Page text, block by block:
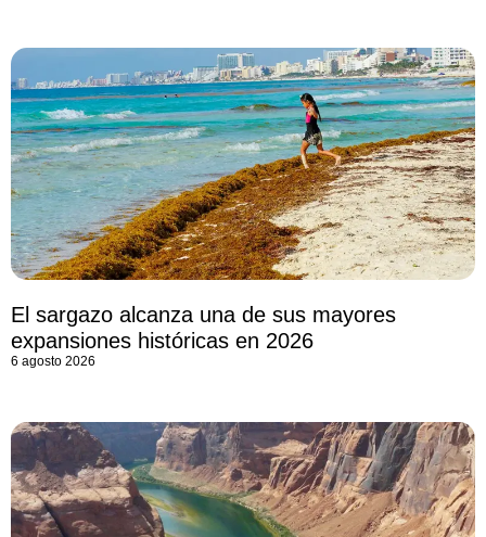
El sargazo alcanza una de sus mayores
expansiones históricas en 2026
6 agosto 2026